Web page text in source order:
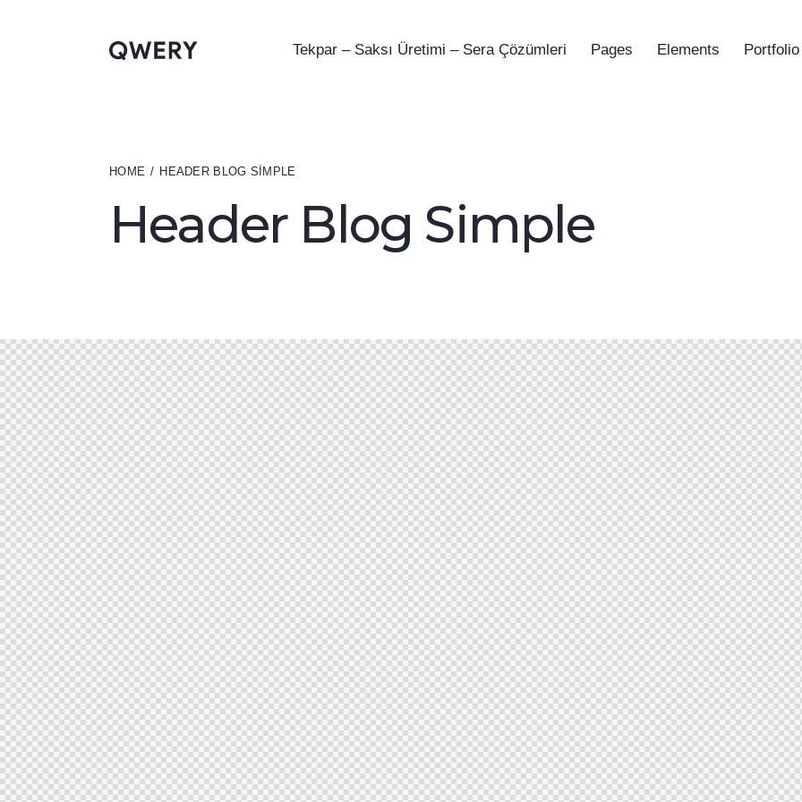
Tekpar – Saksı Üretimi – Sera Çözümleri Pages Elements Portfolio
HOME HEADER BLOG SIMPLE
Header Blog Simple